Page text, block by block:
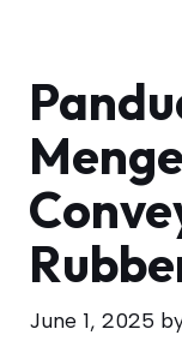
June 1, 2025